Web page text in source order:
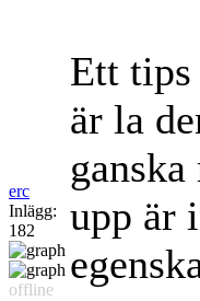
erc
Inlägg:
182
offline
Ett
är la
upp är